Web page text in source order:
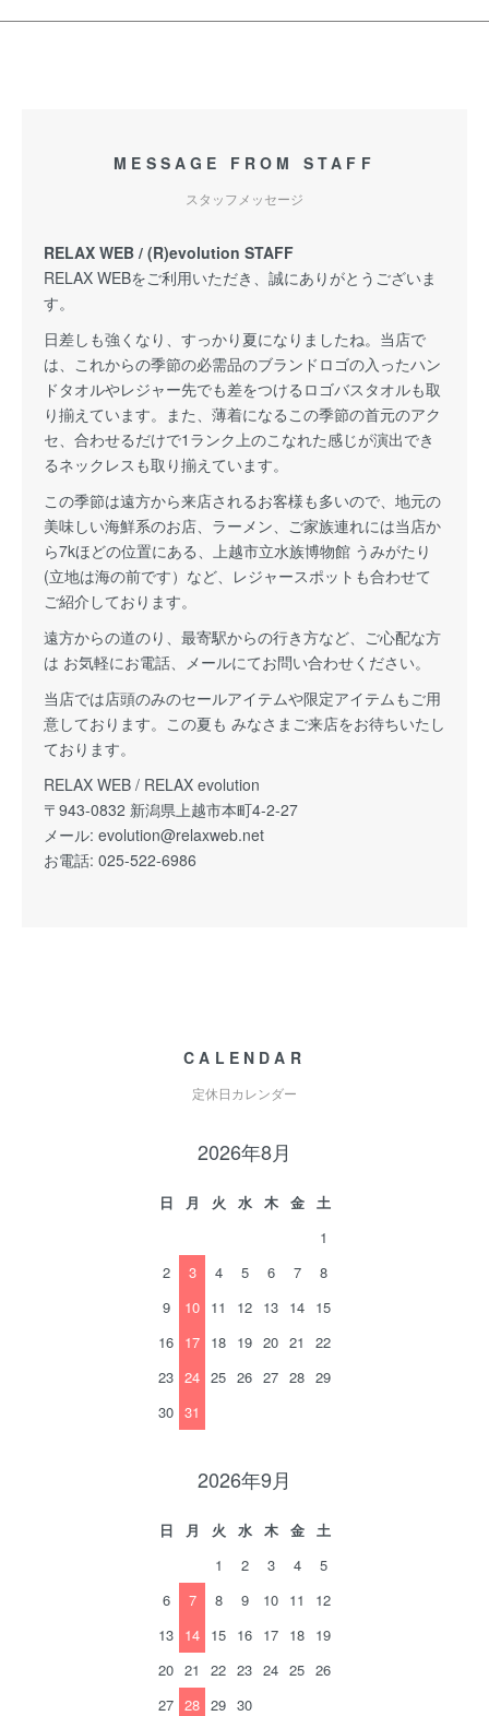
MESSAGE FROM STAFF
スタッフメッセージ
RELAX WEB / (R)evolution STAFF
RELAX WEBをご利用いただき、誠にありがとうございま
す。
日差しも強くなり、すっかり夏になりましたね。当店で
は、これからの季節の必需品のブランドロゴの入ったハン
ドタオルやレジャー先でも差をつけるロゴバスタオルも取
り揃えています。また、薄着になるこの季節の首元のアク
セ、合わせるだけで1ランク上のこなれた感じが演出でき
るネックレスも取り揃えています。
この季節は遠方から来店されるお客様も多いので、地元の
美味しい海鮮系のお店、ラーメン、ご家族連れには当店か
ら7kほどの位置にある、上越市立水族博物館 うみがたり
(立地は海の前です）など、レジャースポットも合わせて
ご紹介しております。
遠方からの道のり、最寄駅からの行き方など、ご心配な方
は お気軽にお電話、メールにてお問い合わせください。
当店では店頭のみのセールアイテムや限定アイテムもご用
意しております。この夏も みなさまご来店をお待ちいたし
ております。
RELAX WEB / RELAX evolution
〒943-0832 新潟県上越市本町4-2-27
メール: evolution@relaxweb.net
お電話: 025-522-6986
CALENDAR
定休日カレンダー
2026年8月
日 月 火 水 木 金
土
1
2
3 4 5 6 7
8
9
10 11 12 13 14 15
16 17 18 19 20 21
22
23 24 25 26 27 28 29
30 31
2026年9月
日 月 火 水 木 金
土
1
2 3 4
5
6
7 8 9 10 11
12
13 14 15 16 17 18 19
20 21 22 23 24 25 26
27 28 29 30